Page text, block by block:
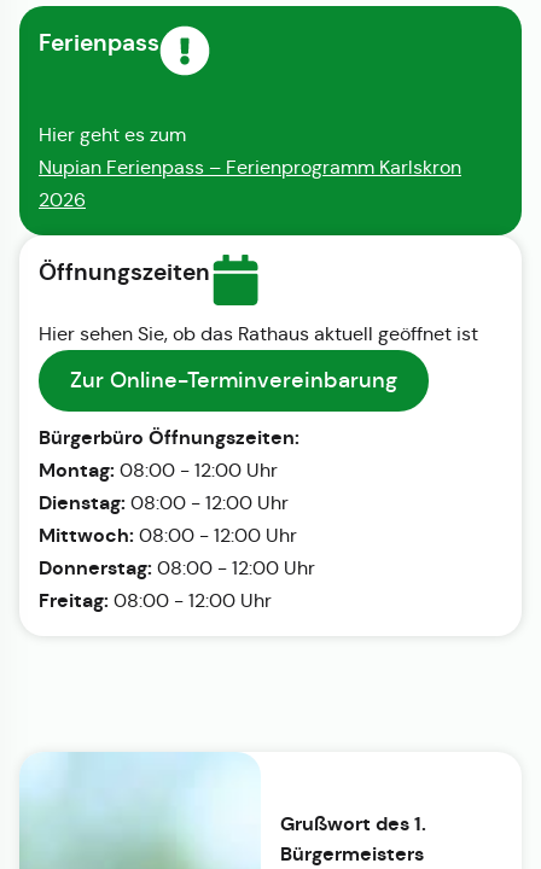
Ferienpass
Hier geht es zum
Nupian Ferienpass – Ferienprogramm Karlskron
2026
Öffnungszeiten
Hier sehen Sie, ob das Rathaus aktuell geöffnet ist
Zur Online-Terminvereinbarung
Bürgerbüro Öffnungszeiten:
Montag: 08:00 - 12:00 Uhr
Dienstag: 08:00 - 12:00 Uhr
Mittwoch: 08:00 - 12:00 Uhr
Donnerstag: 08:00 - 12:00 Uhr
Freitag: 08:00 - 12:00 Uhr
Grußwort des 1.
Bürgermeisters